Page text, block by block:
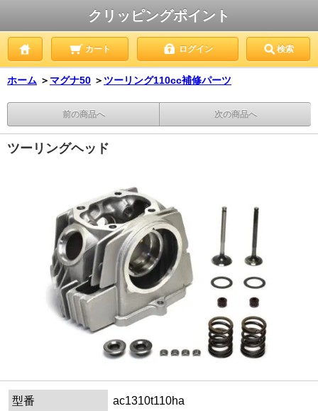
クリッピングポイント
カート ログイン 検索
ホーム ＞ マグナ50 ＞ ツーリング110cc補修パーツ
前の商品へ 次の商品へ
ツーリングヘッド
型番
ac1310t110ha